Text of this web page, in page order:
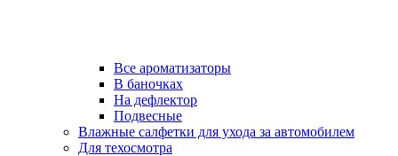
Все ароматизаторы
В баночках
На дефлектор
Подвесные
Влажные салфетки для ухода за автомобилем
Для техосмотра